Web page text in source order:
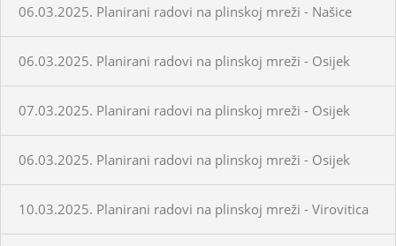
06.03.2025. Planirani radovi na plinskoj mreži - Našice
06.03.2025. Planirani radovi na plinskoj mreži - Osijek
07.03.2025. Planirani radovi na plinskoj mreži - Osijek
06.03.2025. Planirani radovi na plinskoj mreži - Osijek
10.03.2025. Planirani radovi na plinskoj mreži - Virovitica